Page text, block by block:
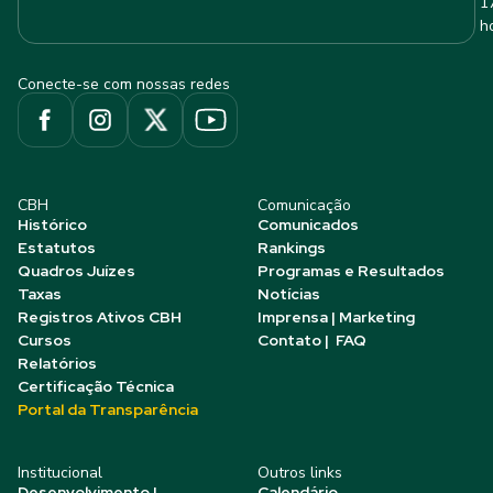
Conecte-se com nossas redes
CBH
Histórico
Estatutos
Quadros Juízes
Taxas
Registros Ativos CBH
Cursos
Relatórios
Certificação Técnica
Portal da Transparência
Comunicação
Comunicados
Rankings
Programas e Resultados
Notícias
Imprensa | Marketing
Contato | FAQ
Institucional Outros links